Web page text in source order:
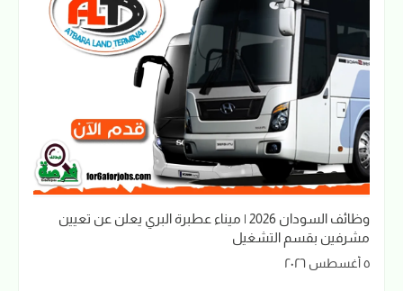
وظائف السودان 2026 | ميناء عطبرة البري يعلن عن تعيين
مشرفين بقسم التشغيل
٥ أغسطس ٢٠٢٦